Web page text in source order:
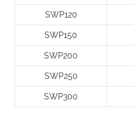
SWP120
SWP150
SWP200
SWP250
SWP300